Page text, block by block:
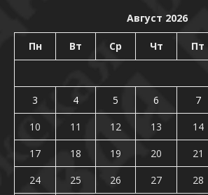
Август 2026
Пн Вт Ср Чт Пт
3
4 5 6 7
10
11 12 13 14
17
18 19 20 21
24
25 26 27 28